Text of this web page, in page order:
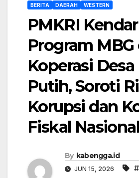
BERITA DAERAH WESTERN
PMKRI
Program MBG
Koperasi
Putih, Soroti
Korupsi dan
Fiskal Nasional
By kabengga.id
JUN 15, 2026